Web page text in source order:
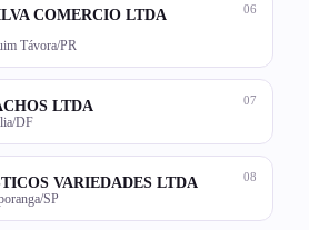
06
COMERCIO LTDA
Távora/PR
07
LTDA
DF
08
VARIEDADES LTDA
SP